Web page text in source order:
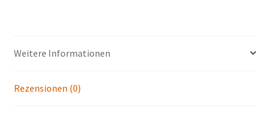
Weitere Informationen
Rezensionen (0)